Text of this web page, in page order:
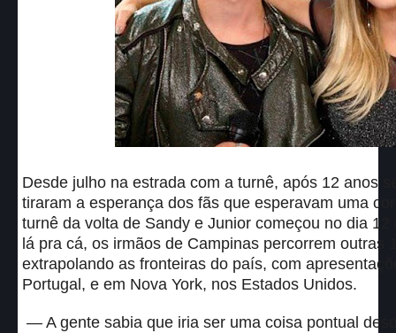
Desde julho na estrada com a turnê, após 12 anos
tiraram a esperança dos fãs que esperavam uma
turnê da volta de Sandy e Junior começou no dia
lá pra cá, os irmãos de Campinas percorrem outras
extrapolando as fronteiras do país, com
Portugal, e em Nova York, nos Estados Unidos.
— A gente sabia que iria ser uma coisa pontual